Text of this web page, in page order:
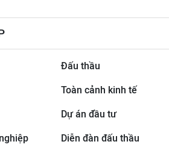
Đấu thầu
Toàn cảnh kinh tế
Dự án đầu tư
Diễn đàn đấu thầu